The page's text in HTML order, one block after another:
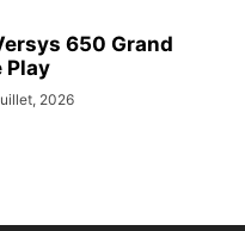
650 Grand
Play
2026